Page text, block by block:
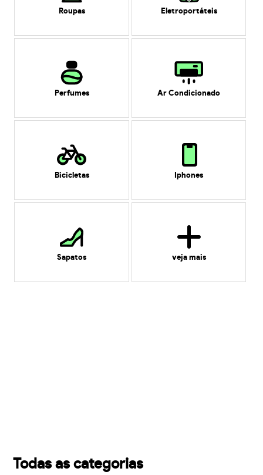
Roupas Eletroportáteis
Perfumes Ar Condicionado
Bicicletas Iphones
Sapatos veja mais
Todas as categorias